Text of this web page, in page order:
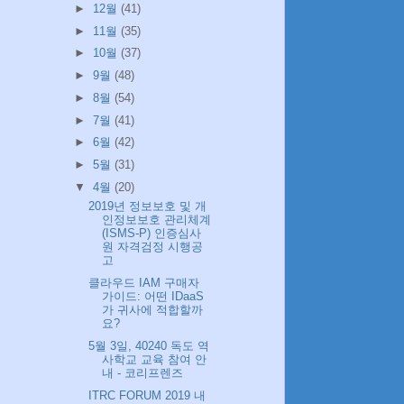
► 12월 (41)
► 11월 (35)
► 10월 (37)
► 9월 (48)
► 8월 (54)
► 7월 (41)
► 6월 (42)
► 5월 (31)
▼ 4월 (20)
2019년 정보보호 및 개
인정보보호 관리체계
(ISMS-P) 인증심사
원 자격검정 시행공
고
클라우드 IAM 구매자
가이드: 어떤 IDaaS
가 귀사에 적합할까
요?
5월 3일, 40240 독도 역
사학교 교육 참여 안
내 - 코리프렌즈
ITRC FORUM 2019 내